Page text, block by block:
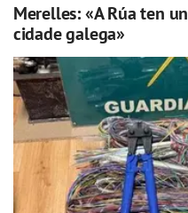
Merelles: «A Rúa ten
cidade galega»